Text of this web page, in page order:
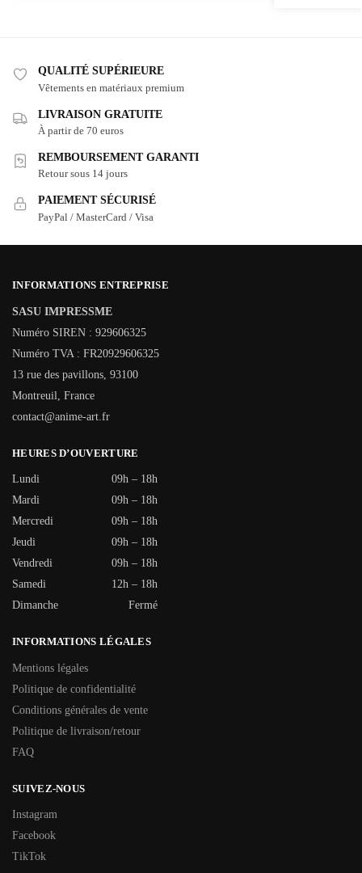
QUALITÉ SUPÉRIEURE
Vêtements en matériaux premium
LIVRAISON GRATUITE
À partir de 70 euros
REMBOURSEMENT GARANTI
Retour sous 14 jours
PAIEMENT SÉCURISÉ
PayPal / MasterCard / Visa
INFORMATIONS ENTREPRISE
SASU IMPRESSME
Numéro SIREN : 929606325
Numéro TVA : FR20929606325
13 rue des pavillons, 93100
Montreuil, France
contact@anime-art.fr
HEURES D’OUVERTURE
Lundi
09h – 18h
Mardi
09h – 18h
Mercredi
09h – 18h
Jeudi
09h – 18h
Vendredi
09h – 18h
Samedi
12h – 18h
Dimanche
Fermé
INFORMATIONS LÉGALES
Mentions légales
Politique de confidentialité
Conditions générales de vente
Politique de livraison/retour
FAQ
SUIVEZ-NOUS
Instagram
Facebook
TikTok